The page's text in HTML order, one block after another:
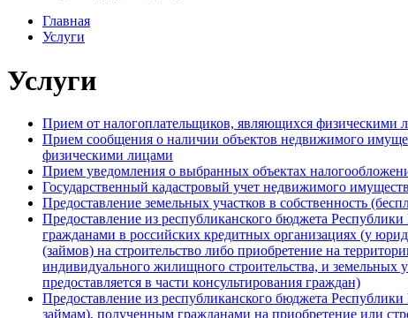
Главная
Услуги
Услуги
Прием от налогоплательщиков, являющихся
Прием сообщения о наличии объектов недвижимого
физическими лицами
Прием уведомления о выбранных объектах
Государственный кадастровый учет недвижимого
Предоставление земельных участков в собственность
Предоставление из республиканского бюджета
гражданами в российских кредитных организациях (у
(займов) на строительство либо приобретение на
индивидуального жилищного строительства, и земельных
предоставляется в части консультирования граждан)
Предоставление из республиканского бюджета
займам), полученным гражданами на приобретение или